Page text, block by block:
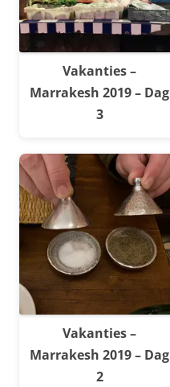
Vakanties –
Marrakesh 2019 – Dag
3
Vakanties –
Marrakesh 2019 – Dag
2